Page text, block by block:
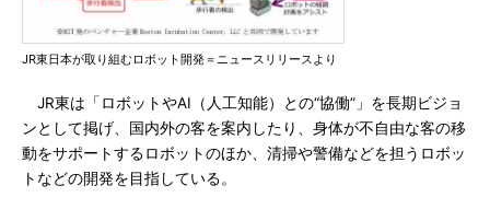
JR東日本が取り組むロボット開発＝ニュースリリースより
JR東は「ロボットやAI（人工知能）との“協働”」を長期ビジョ
ンとして掲げ、国内外の客を案内したり、身体が不自由な客の移
動をサポートするロボットのほか、清掃や警備などを担うロボッ
トなどの開発を目指している。